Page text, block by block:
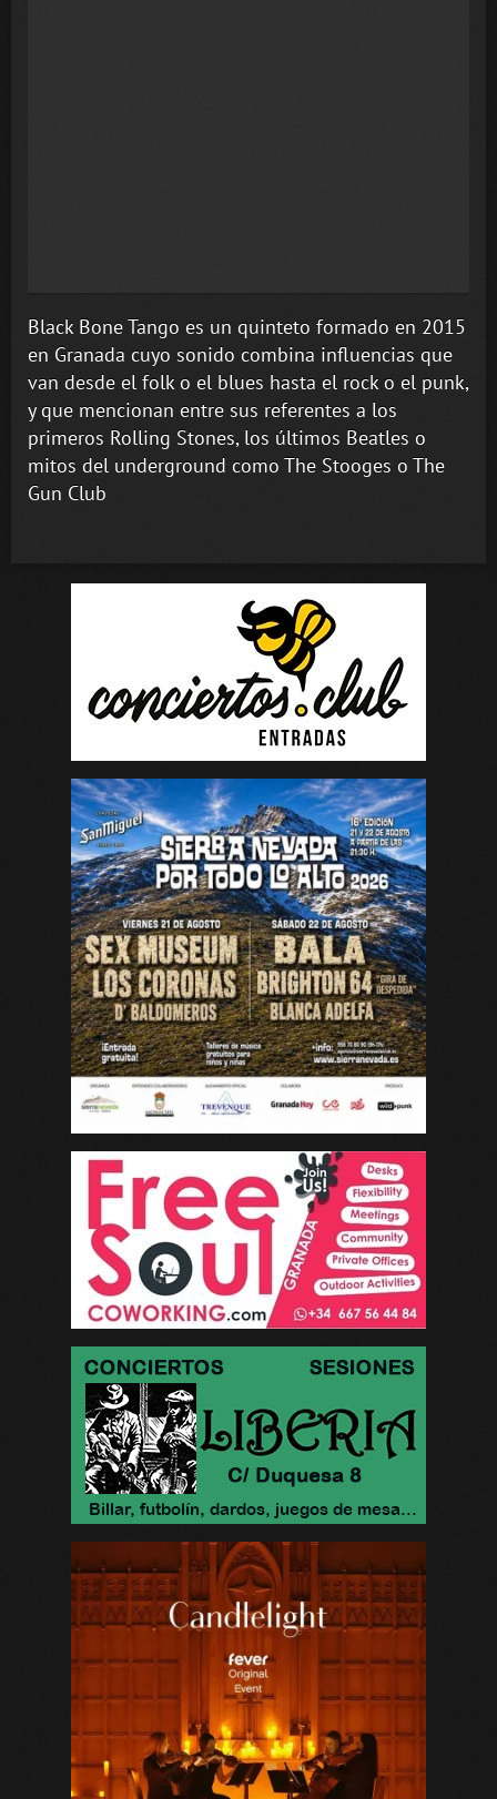
Black Bone Tango es un quinteto formado en 2015
en Granada cuyo sonido combina influencias que
van desde el folk o el blues hasta el rock o el punk,
y que mencionan entre sus referentes a los
primeros Rolling Stones, los últimos Beatles o
mitos del underground como The Stooges o The
Gun Club